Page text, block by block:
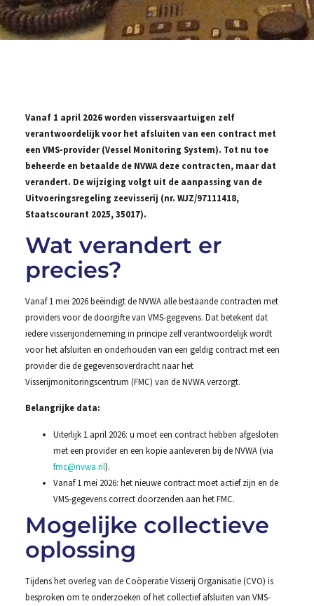
Vanaf 1 april 2026 worden vissersvaartuigen zelf
verantwoordelijk voor het afsluiten van een contract met
een VMS-provider (Vessel Monitoring System). Tot nu toe
beheerde en betaalde de NVWA deze contracten, maar dat
verandert. De wijziging volgt uit de aanpassing van de
Uitvoeringsregeling zeevisserij (nr. WJZ/97111418,
Staatscourant 2025, 35017).
Wat verandert er
precies?
Vanaf 1 mei 2026 beëindigt de NVWA alle bestaande contracten met
providers voor de doorgifte van VMS-gegevens. Dat betekent dat
iedere visserijonderneming in principe zelf verantwoordelijk wordt
voor het afsluiten en onderhouden van een geldig contract met een
provider die de gegevensoverdracht naar het
Visserijmonitoringscentrum (FMC) van de NVWA verzorgt.
Belangrijke data:
Uiterlijk 1 april 2026: u moet een contract hebben afgesloten
met een provider en een kopie aanleveren bij de NVWA (via
fmc@nvwa.nl).
Vanaf 1 mei 2026: het nieuwe contract moet actief zijn en de
VMS-gegevens correct doorzenden aan het FMC.
Mogelijke collectieve
oplossing
Tijdens het overleg van de Coöperatie Visserij Organisatie (CVO) is
besproken om te onderzoeken of het collectief afsluiten van VMS-